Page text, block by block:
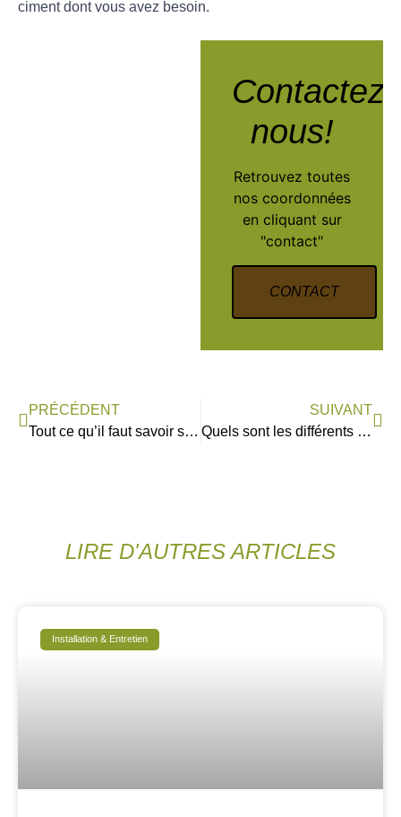
ciment dont vous avez besoin.
Contactez-
nous!​
Retrouvez toutes
nos coordonnées
en cliquant sur
"contact"
CONTACT
PRÉCÉDENT
Tout ce qu’il faut savoir sur le bardage fibres-ciment !
SUIVANT
Quels sont les différents types de bardage fibres-ciment ?
LIRE D'AUTRES ARTICLES
Installation & Entretien